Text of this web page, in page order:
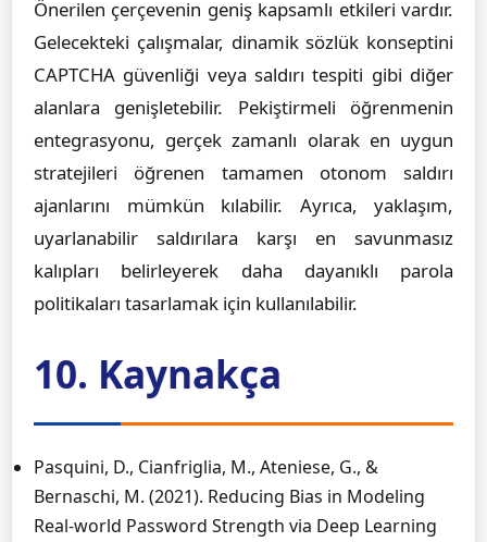
Önerilen çerçevenin geniş kapsamlı etkileri vardır.
Gelecekteki çalışmalar, dinamik sözlük konseptini
CAPTCHA güvenliği veya saldırı tespiti gibi diğer
alanlara genişletebilir. Pekiştirmeli öğrenmenin
entegrasyonu, gerçek zamanlı olarak en uygun
stratejileri öğrenen tamamen otonom saldırı
ajanlarını mümkün kılabilir. Ayrıca, yaklaşım,
uyarlanabilir saldırılara karşı en savunmasız
kalıpları belirleyerek daha dayanıklı parola
politikaları tasarlamak için kullanılabilir.
10. Kaynakça
Pasquini, D., Cianfriglia, M., Ateniese, G., &
Bernaschi, M. (2021). Reducing Bias in Modeling
Real-world Password Strength via Deep Learning